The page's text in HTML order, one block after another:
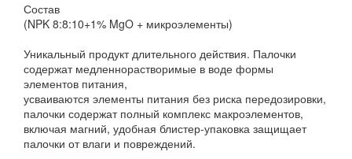
Состав
(NPK 8:8:10+1% MgO + микроэлементы)
Уникальный продукт длительного действия. Палочки
содержат медленнорастворимые в воде формы
элементов питания,
усваиваются элементы питания без риска передозировки,
палочки содержат полный комплекс макроэлементов,
включая магний, удобная блистер-упаковка защищает
палочки от влаги и повреждений.